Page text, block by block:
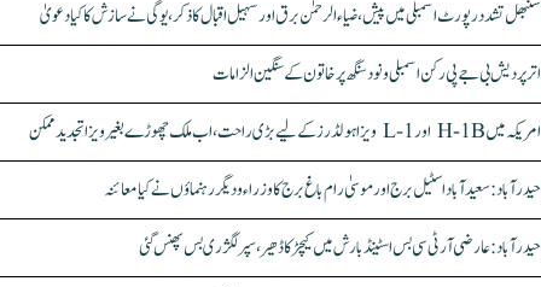
سنبھل تشدد رپورٹ اسمبلی میں پیش، ضیاء الرحمٰن برق اور سہیل اقبال کا ذکر، یوگی نے سازش کا کیا دعویٰ
اتر پردیش بی جے پی رکن اسمبلی ونود سنگھ پر خاتون کے سنگین الزامات
امریکہ میں H-1B اور L-1 ویزا ہولڈرز کے لیے بڑی راحت، اب ملک چھوڑے بغیر ویزا تجدید ممکن
حیدرآباد: سعیدآباد اسٹیل برج اور موسیٰ رام باغ برج کا وزراء و دیگر رہنماؤں نے کیا معائنہ
حیدرآباد: عارضی آر ٹی سی بس اسٹینڈ بارش میں کیچڑ کا ڈھیر، سپر لگژری بس پھنس گئی